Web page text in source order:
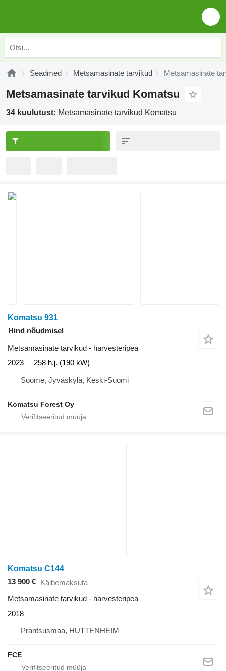
Seadmed Metsamasinate tarvikud Metsamasinate
Metsamasinate tarvikud Komatsu
34 kuulutust: Metsamasinate tarvikud Komatsu
Komatsu 931
Hind nõudmisel
Metsamasinate tarvikud - harvesteripea
2023
258 h.j. (190 kW)
Soome, Jyväskylä, Keski-Suomi
Komatsu Forest Oy
Komatsu C144
13 900 € Käibemaksuta
Metsamasinate tarvikud - harvesteripea
2018
Prantsusmaa, HUTTENHEIM
FCE